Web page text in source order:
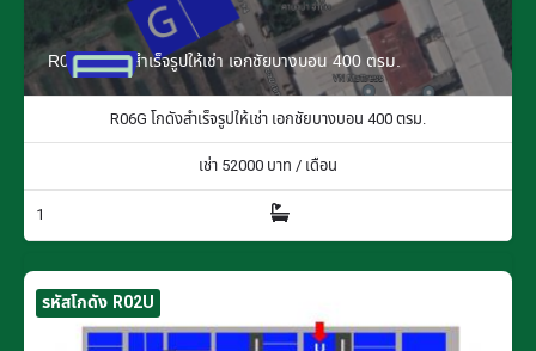
R06G โกดังสำเร็จรูปให้เช่า เอกชัยบางบอน 400 ตรม.
R06G โกดังสำเร็จรูปให้เช่า เอกชัยบางบอน 400 ตรม.
เช่า 52000 บาท / เดือน
1
รหัสโกดัง R02U